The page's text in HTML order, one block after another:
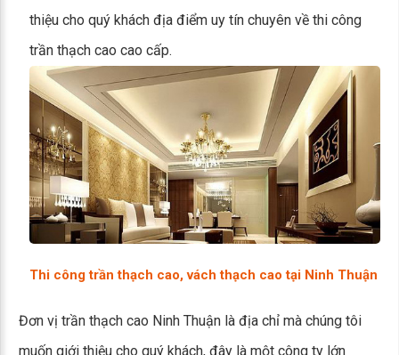
thiệu cho quý khách địa điểm uy tín chuyên về thi công
trần thạch cao cao cấp.
Thi công trần thạch cao, vách thạch cao tại Ninh Thuận
Đơn vị trần thạch cao Ninh Thuận là địa chỉ mà chúng tôi
muốn giới thiệu cho quý khách, đây là một công ty lớn